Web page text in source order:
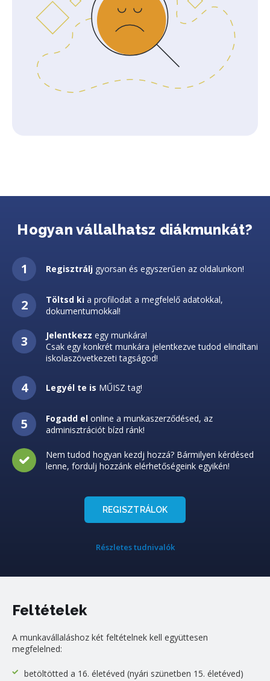
Hogyan vállalhatsz diákmunkát?
Regisztrálj gyorsan és egyszerűen az oldalunkon!
Töltsd ki a profilodat a megfelelő adatokkal,
dokumentumokkal!
Jelentkezz egy munkára!
Csak egy konkrét munkára jelentkezve tudod elindítani
iskolaszövetkezeti tagságod!
Legyél te is MŰISZ tag!
Fogadd el online a munkaszerződésed, az
adminisztrációt bízd ránk!
Nem tudod hogyan kezdj hozzá? Bármilyen kérdésed
lenne, fordulj hozzánk elérhetőségeink egyikén!
REGISZTRÁLOK
Részletes tudnivalók
Feltételek
A munkavállaláshoz két feltételnek kell együttesen
megfelelned:
betöltötted a 16. életéved (nyári szünetben 15. életéved)